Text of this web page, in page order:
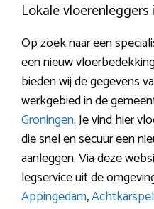
Lokale
Op zoek naar een
een nieuw
bieden wij de gegevens
werkgebied in de
Groningen. Je vind hier
die snel en secuur een
aanleggen. Via deze
legservice uit de
Appingedam,